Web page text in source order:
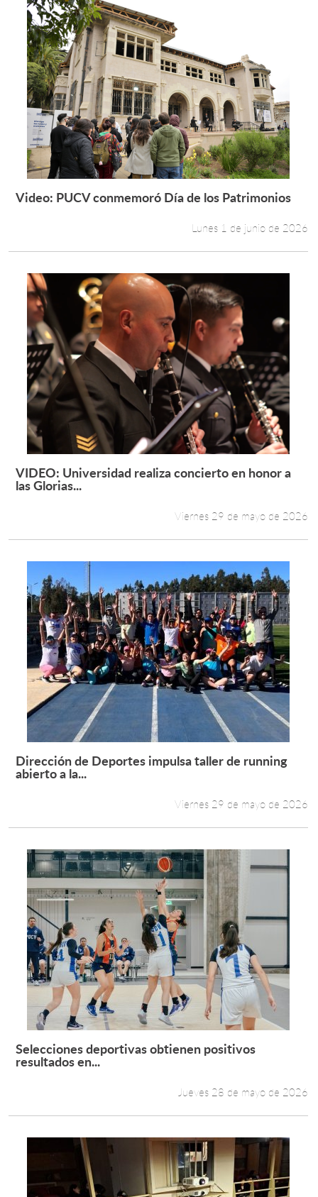
Leer más +
Video: PUCV conmemoró Día de los Patrimonios
Lunes 1 de junio de 2026
Leer más +
VIDEO: Universidad realiza concierto en honor a
las Glorias...
Viernes 29 de mayo de 2026
Leer más +
Dirección de Deportes impulsa taller de running
abierto a la...
Viernes 29 de mayo de 2026
Leer más +
Selecciones deportivas obtienen positivos
resultados en...
Jueves 28 de mayo de 2026